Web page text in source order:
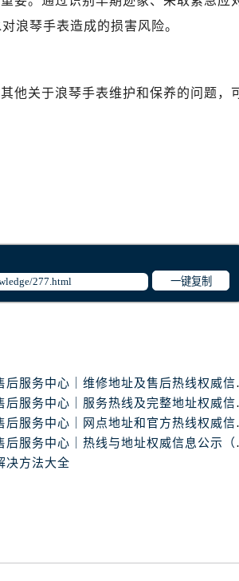
浪琴手表造成的损害风险。
他关于浪琴手表维护和保养的问题，
一键复制
北京浪琴官
北京浪琴官
北京浪琴官
北京浪琴
决方法大全